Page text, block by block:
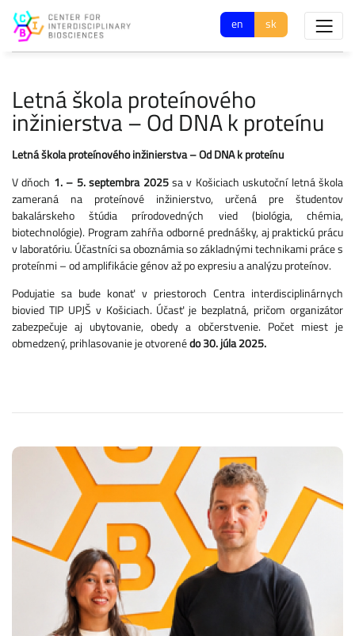
en sk
Letná škola proteínového
inžinierstva – Od DNA k proteínu
Letná škola proteínového inžinierstva – Od DNA k proteínu
V dňoch 1. – 5. septembra 2025sa v Košiciach uskutoční letná škola
zameraná na proteínové inžinierstvo, určená pre študentov
bakalárskeho štúdia prírodovedných vied (biológia, chémia,
biotechnológie). Program zahŕňa odborné prednášky, aj praktickú prácu
v laboratóriu. Účastníci sa oboznámia so základnými technikami práce s
proteínmi – od amplifikácie génov až po expresiu a analýzu proteínov.
Podujatie sa bude konať v priestoroch Centra interdisciplinárnych
biovied TIP UPJŠ v Košiciach. Účasť je bezplatná, pričom organizátor
zabezpečuje aj ubytovanie, obedy a občerstvenie. Počet miest je
obmedzený, prihlasovanie je otvorenédo 30. júla 2025.